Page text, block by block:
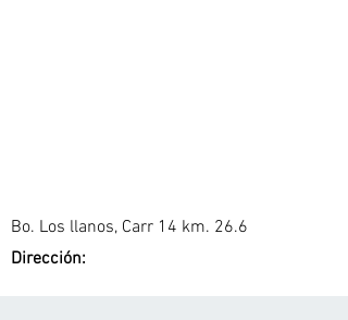
Bo. Los llanos, Carr 14 km. 26.6
Dirección: